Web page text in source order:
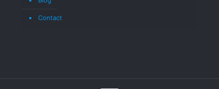
Contact